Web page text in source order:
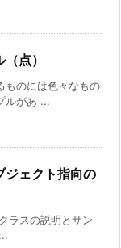
点）
ものには色々なもの
ルがあ ...
ジェクト指向の
ラスの説明とサン